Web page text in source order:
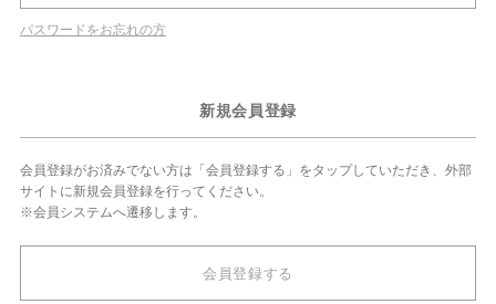
パスワードをお忘れの方
新規会員登録
会員登録がお済みでない方は「会員登録する」をタップしていただき、外部
サイトに新規会員登録を行ってください。
※会員システムへ遷移します。
会員登録する